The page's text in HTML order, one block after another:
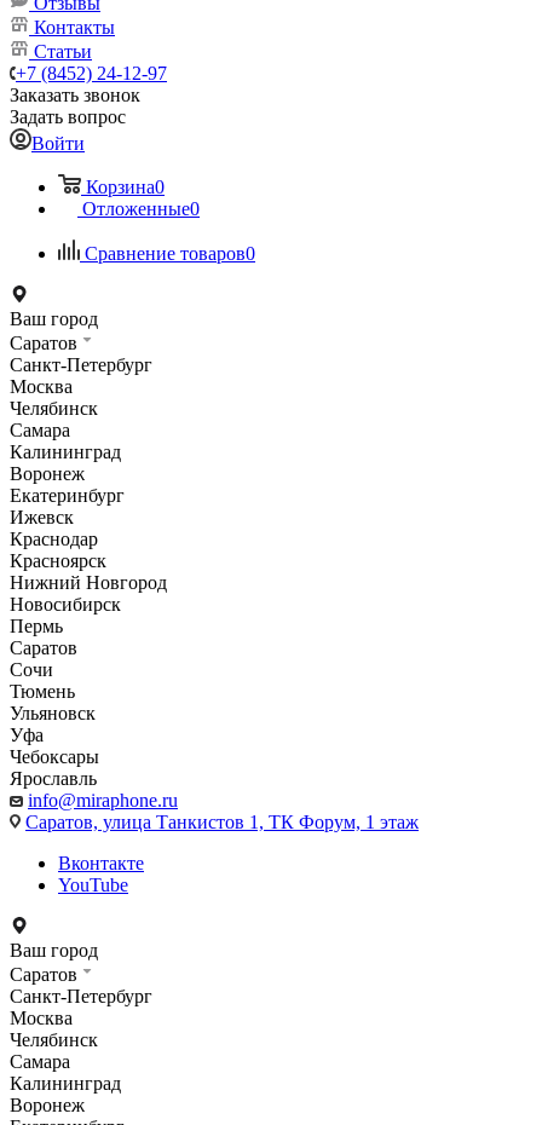
Контакты
Статьи
+7 (8452) 24-12-97
Заказать звонок
Задать вопрос
Войти
Корзина0
Отложенные0
Сравнение товаров0
Ваш город
Саратов
Санкт-Петербург
Москва
Челябинск
Самара
Калининград
Воронеж
Екатеринбург
Ижевск
Краснодар
Красноярск
Нижний Новгород
Новосибирск
Пермь
Саратов
Сочи
Тюмень
Ульяновск
Уфа
Чебоксары
Ярославль
info@miraphone.ru
Саратов, улица Танкистов 1, ТК Форум, 1 этаж
Вконтакте
YouTube
Ваш город
Саратов
Санкт-Петербург
Москва
Челябинск
Самара
Калининград
Воронеж